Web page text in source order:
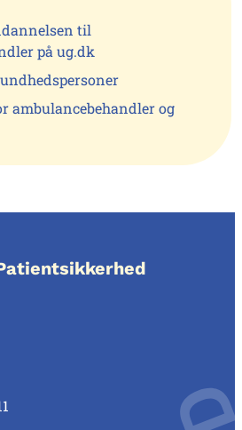
til
på ug.dk
ambulancebehandler og